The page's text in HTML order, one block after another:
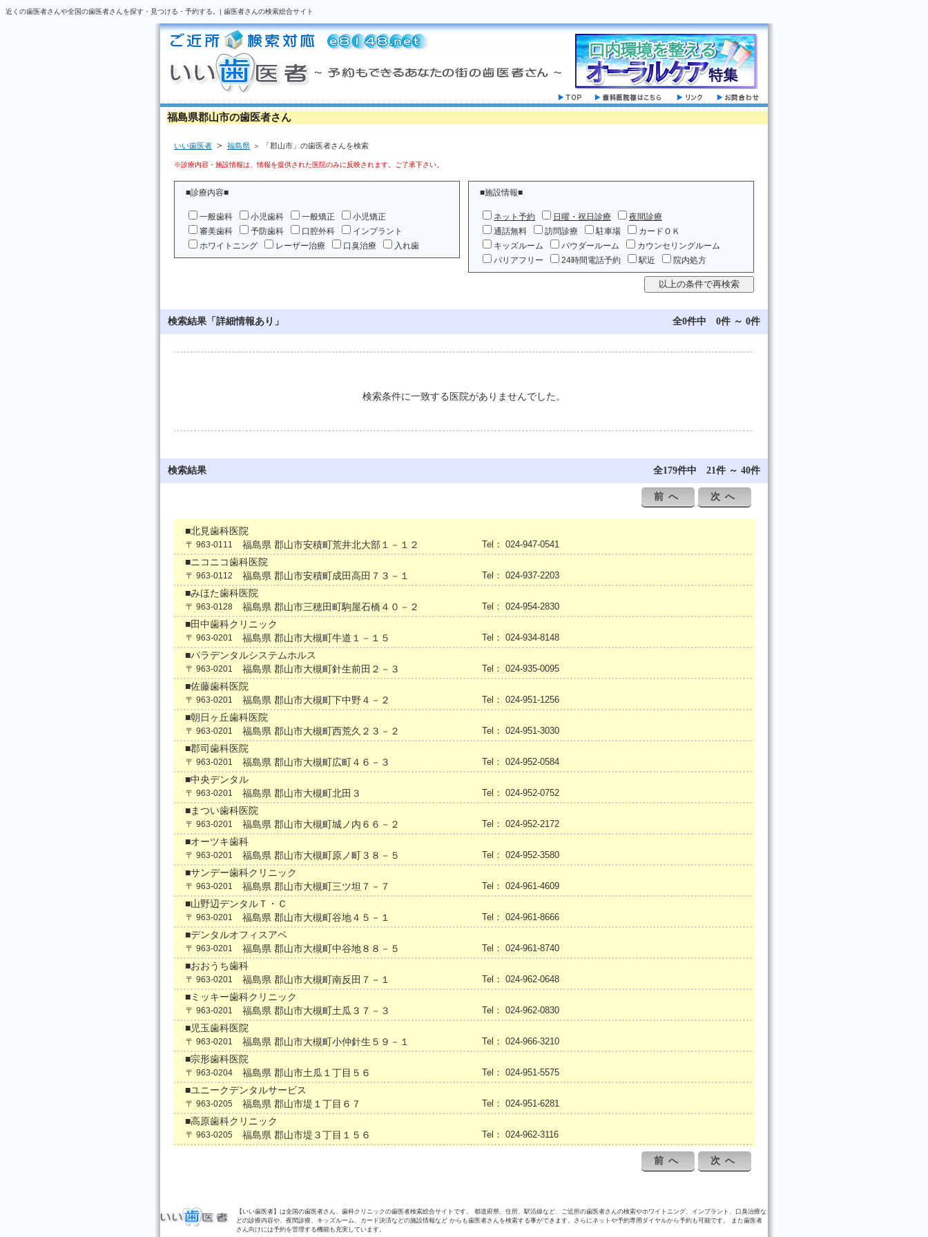
近くの歯医者さんや全国の歯医者さんを探す・見つける・予約する。| 歯医者さんの検索総合サイト
福島県郡山市の歯医者さん
いい歯医者 ＞ 福島県 ＞ 「郡山市」の歯医者さんを検索
※診療内容・施設情報は、情報を提供された医院のみに反映されます。ご了承下さい。
■診療内容■
一般歯科 小児歯科 一般矯正
小児矯正
審美歯科
予防歯科 口腔外科
インプラント
ホワイトニング
レーザー治療 口臭治療 入れ歯
■施設情報■
ネット予約 日曜・祝日診療
夜間診療
通話無料
訪問診療 駐車場
カードＯＫ
キッズルーム
パウダールーム
カウンセリングルーム
バリアフリー
24時間電話予約 駅近 院内処方
検索結果「詳細情報あり」 全0件中 0件 ～ 0件
検索条件に一致する医院がありませんでした。
検索結果 全179件中 21件 ～ 40件
前へ 次へ
■北見歯科医院
〒 963-0111 福島県 郡山市安積町荒井北大部１－１２ Tel： 024-947-0541
■ニコニコ歯科医院
〒 963-0112 福島県 郡山市安積町成田高田７３－１ Tel： 024-937-2203
■みほた歯科医院
〒 963-0128 福島県 郡山市三穂田町駒屋石橋４０－２ Tel： 024-954-2830
■田中歯科クリニック
〒 963-0201 福島県 郡山市大槻町牛道１－１５ Tel： 024-934-8148
■パラデンタルシステムホルス
〒 963-0201 福島県 郡山市大槻町針生前田２－３ Tel： 024-935-0095
■佐藤歯科医院
〒 963-0201 福島県 郡山市大槻町下中野４－２ Tel： 024-951-1256
■朝日ヶ丘歯科医院
〒 963-0201 福島県 郡山市大槻町西荒久２３－２ Tel： 024-951-3030
■郡司歯科医院
〒 963-0201 福島県 郡山市大槻町広町４６－３ Tel： 024-952-0584
■中央デンタル
〒 963-0201 福島県 郡山市大槻町北田３ Tel： 024-952-0752
■まつい歯科医院
〒 963-0201 福島県 郡山市大槻町城ノ内６６－２ Tel： 024-952-2172
■オーツキ歯科
〒 963-0201 福島県 郡山市大槻町原ノ町３８－５ Tel： 024-952-3580
■サンデー歯科クリニック
〒 963-0201 福島県 郡山市大槻町三ツ坦７－７ Tel： 024-961-4609
■山野辺デンタルＴ・Ｃ
〒 963-0201 福島県 郡山市大槻町谷地４５－１ Tel： 024-961-8666
■デンタルオフィスアベ
〒 963-0201 福島県 郡山市大槻町中谷地８８－５ Tel： 024-961-8740
■おおうち歯科
〒 963-0201 福島県 郡山市大槻町南反田７－１ Tel： 024-962-0648
■ミッキー歯科クリニック
〒 963-0201 福島県 郡山市大槻町土瓜３７－３ Tel： 024-962-0830
■児玉歯科医院
〒 963-0201 福島県 郡山市大槻町小仲針生５９－１ Tel： 024-966-3210
■宗形歯科医院
〒 963-0204 福島県 郡山市土瓜１丁目５６ Tel： 024-951-5575
■ユニークデンタルサービス
〒 963-0205 福島県 郡山市堤１丁目６７ Tel： 024-951-6281
■高原歯科クリニック
〒 963-0205 福島県 郡山市堤３丁目１５６ Tel： 024-962-3116
前へ 次へ
【いい歯医者】は全国の歯医者さん、歯科クリニックの歯医者検索総合サイトです。 都道府県、住所、駅沿線など、ご近所の歯医者さんの検索やホワイトニング、インプラント、口臭治療な
どの診療内容や、夜間診療、キッズルーム、カード決済などの施設情報など からも歯医者さんを検索する事ができます。さらにネットや予約専用ダイヤルから予約も可能です。 また歯医者
さん向けには予約を管理する機能も充実しています。